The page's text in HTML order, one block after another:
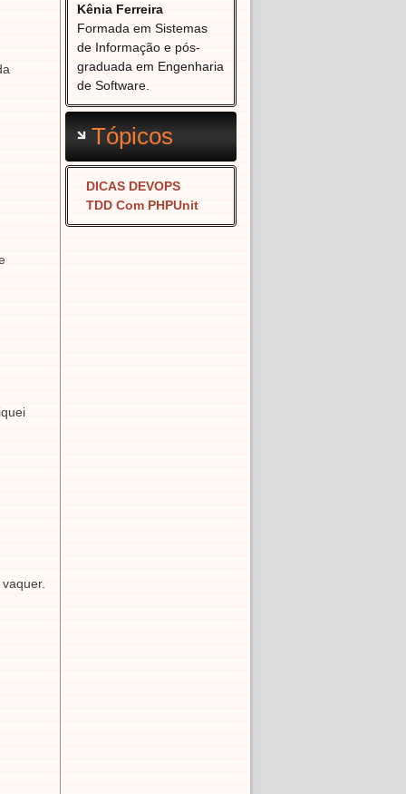
Kênia Ferreira
Formada em Sistemas
de Informação e pós-
graduada em Engenharia
de Software.
Tópicos
DICAS DEVOPS
TDD Com PHPUnit